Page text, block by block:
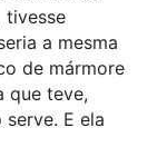
tivesse
a mesma
de mármore
que teve,
E ela